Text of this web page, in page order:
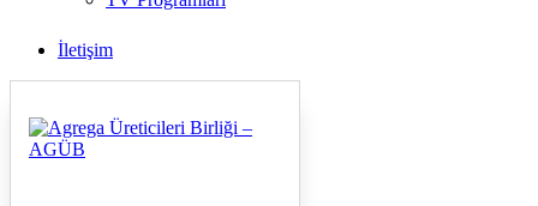
İletişim